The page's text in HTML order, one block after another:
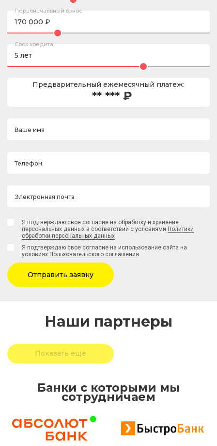
Первоначальный взнос
Срок кредита
Предварительный ежемесячный платеж:
** *** ₽
Ваше имя
Телефон
Электронная почта
Я подтверждаю свое согласие на обработку и хранение
персональных данных в соответствии с условиями Политики
обработки персональных данных
Я подтверждаю свое согласие на использование сайта на
условиях Пользовательского соглашения
Отправить заявку
Наши партнеры
Показать ещё
Банки с которыми мы
сотрудничаем